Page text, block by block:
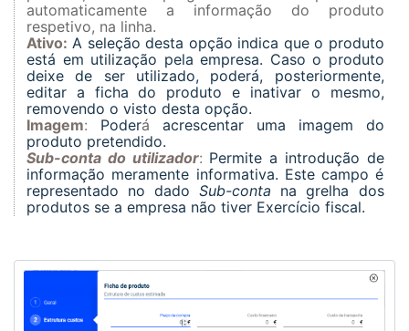
automaticamente a informação do produto
respetivo, na linha.
Ativo: A seleção desta opção indica que o produto
está em utilização pela empresa. Caso o produto
deixe de ser utilizado, poderá, posteriormente,
editar a ficha do produto e inativar o mesmo,
removendo o visto desta opção.
Imagem: Poderá acrescentar uma imagem do
produto pretendido.
Sub-conta do utilizador: Permite a introdução de
informação meramente informativa. Este campo é
representado no dadoSub-conta na grelha dos
produtos se a empresa não tiver Exercício fiscal.